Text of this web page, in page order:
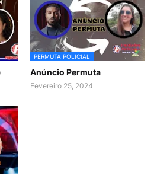
PERMUTA POLICIAL
Anúncio Permuta
Fevereiro 25, 2024